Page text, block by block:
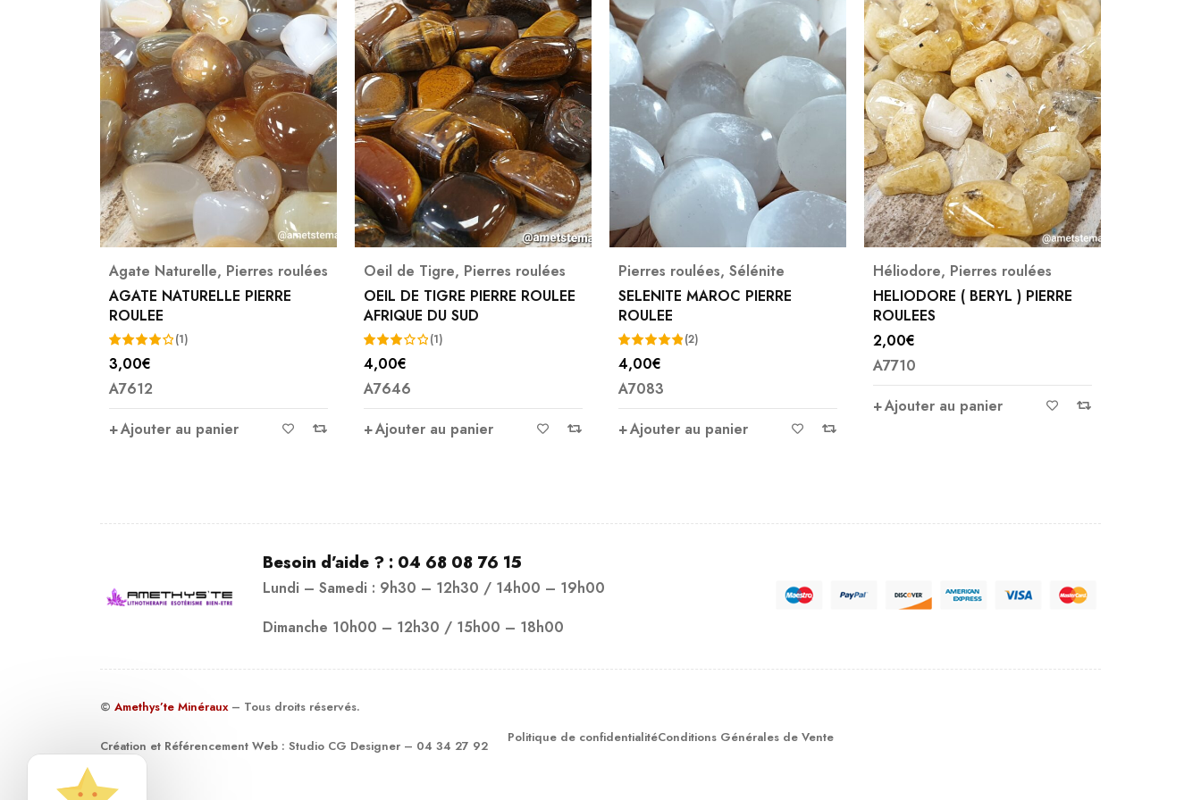
Agate Naturelle, Pierres roulées
AGATE NATURELLE PIERRE
ROULEE
Note
4.00
(1)
3,00€
A7612
Ajouter au panier
Oeil de Tigre, Pierres roulées
OEIL DE TIGRE PIERRE ROULEE
AFRIQUE DU SUD
Note
3.00
5
(1)
4,00€
A7646
Ajouter au panier
Pierres roulées, Sélénite
SELENITE MAROC PIERRE
ROULEE
Note5.00
sur 5
(2)
4,00€
A7083
Ajouter au panier
Héliodore, Pierres roulées
HELIODORE ( BERYL ) PIERRE
ROULEES
2,00€
A7710
Ajouter au panier
Besoin d’aide ? : 04 68 08 76 15
Lundi – Samedi : 9h30 – 12h30 / 14h00 – 19h00
Dimanche 10h00 – 12h30 / 15h00 – 18h00
© Amethys’te Minéraux – Tous droits réservés.
Création et Référencement Web : Studio CG Designer – 04 34 27 92
Politique de confidentialitéConditions Générales de Vente